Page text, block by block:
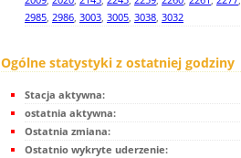
2985, 2986, 3003, 3005, 3038, 3032
Ogólne statystyki z ostatniej godziny
Stacja aktywna:
ostatnia aktywna:
Ostatnia zmiana:
Ostatnio wykryte uderzenie: